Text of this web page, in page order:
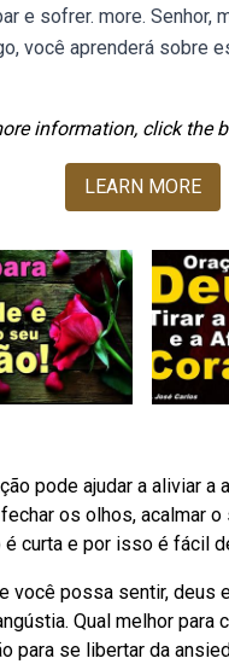
e sofrer. more. Senhor,
você aprenderá sobre
information, click the
LEARN MORE
pode ajudar a aliviar
os olhos, acalmar
curta e por isso é fácil
você possa sentir, deus
Qual melhor
para se libertar da